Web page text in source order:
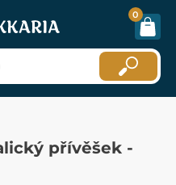
0
přívěšek -